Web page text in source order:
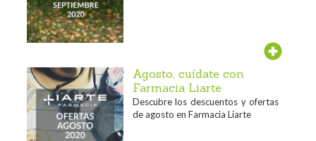
Agosto, cuídate con
Farmacia Liarte
Descubre los descuentos y ofertas
de agosto en Farmacia Liarte